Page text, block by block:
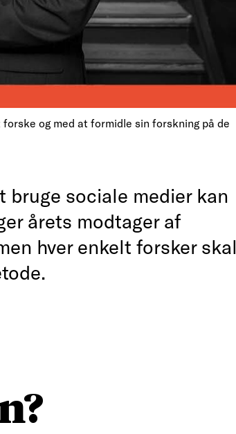
og med at formidle sin forskning på de
sociale medier kan
årets modtager af
hver enkelt forsker skal